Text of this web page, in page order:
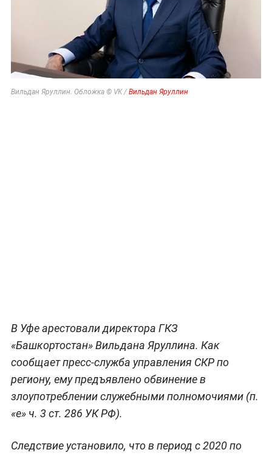
Вильдан Яруллин. Обложка © VK / Вильдан Яруллин
В Уфе арестовали директора ГКЗ
«Башкортостан» Вильдана Яруллина. Как
сообщает пресс-служба управления СКР по
региону, ему предъявлено обвинение в
злоупотреблении служебными полномочиями (п.
«е» ч. 3 ст. 286 УК РФ).
Следствие установило, что в период с 2020 по